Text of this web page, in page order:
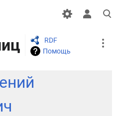
Открыть
поиск
RDF
Помощь
More
actions